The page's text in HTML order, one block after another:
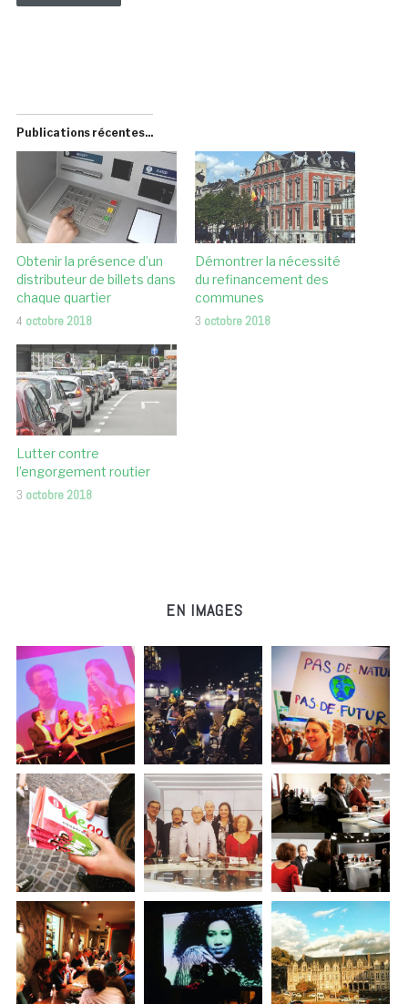
Publications récentes...
Obtenir la présence d’un
distributeur de billets dans
chaque quartier
4 octobre 2018
Démontrer la nécessité
du refinancement des
communes
3 octobre 2018
Lutter contre
l’engorgement routier
3 octobre 2018
EN IMAGES